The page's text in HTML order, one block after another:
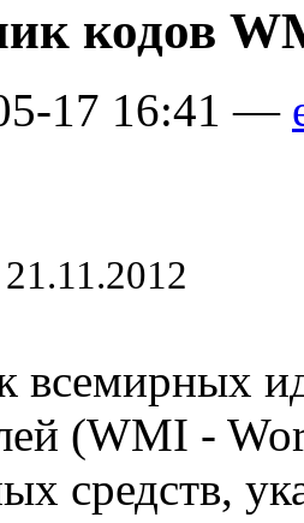
кодов
17 16:41 —
всемирных
(WMI -
средств,